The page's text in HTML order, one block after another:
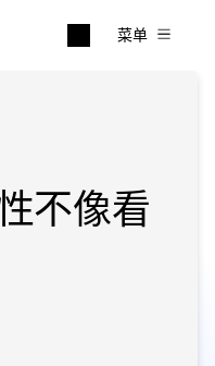
菜单
不像看